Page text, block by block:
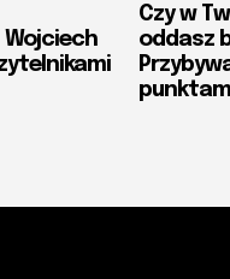
Wojciech
Czy w
oddasz